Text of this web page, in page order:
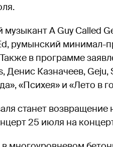
A Guy Called
румынский минимал-
в программе
Денис Казначеев, Geju,
«Психея» и «Лето в
станет
25 июля на